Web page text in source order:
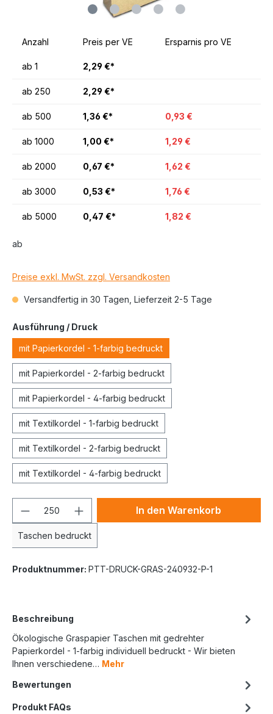
Anzahl Preis per VE Ersparnis pro VE
ab 1 2,29 €*
ab 250 2,29 €*
ab 500 1,36 €* 0,93 €
ab 1000 1,00 €* 1,29 €
ab 2000 0,67 €* 1,62 €
ab 3000 0,53 €* 1,76 €
ab 5000 0,47 €* 1,82 €
ab
Preise exkl. MwSt. zzgl. Versandkosten
Versandfertig in 30 Tagen, Lieferzeit 2-5 Tage
Ausführung / Druck
mit Papierkordel - 1-farbig bedruckt
mit Papierkordel - 2-farbig bedruckt
mit Papierkordel - 4-farbig bedruckt
mit Textilkordel - 1-farbig bedruckt
mit Textilkordel - 2-farbig bedruckt
mit Textilkordel - 4-farbig bedruckt
Taschen bedruckt
In den Warenkorb
Produktnummer: PTT-DRUCK-GRAS-240932-P-1
Beschreibung
Ökologische Graspapier Taschen mit gedrehter
Papierkordel - 1-farbig individuell bedruckt - Wir bieten
Ihnen verschiedene… Mehr
Bewertungen
Produkt FAQs